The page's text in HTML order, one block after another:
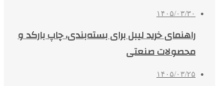
۱۴۰۵/۰۳/۳۰
راهنمای خرید لیبل برای بسته‌بندی، چاپ بارکد و
محصولات صنعتی
۱۴۰۵/۰۳/۲۵